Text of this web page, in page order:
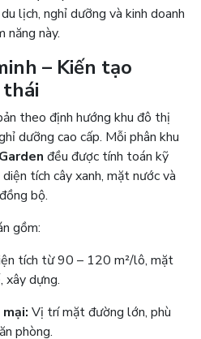
lịch, nghỉ dưỡng và kinh doanh
năng này.
– Kiến tạo
theo định hướng khu đô thị
dưỡng cao cấp. Mỗi phân khu
đều được tính toán kỹ
tích cây xanh, mặt nước và
bộ.
gồm:
tích từ 90 – 120 m²/lô, mặt
xây dựng.
Vị trí mặt đường lớn, phù
phòng.